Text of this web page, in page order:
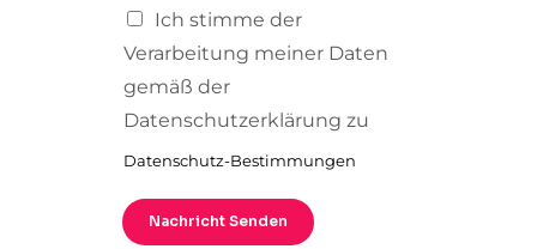
Ich stimme der
Verarbeitung meiner Daten
gemäß der
Datenschutzerklärung zu
Datenschutz-Bestimmungen
Nachricht Senden